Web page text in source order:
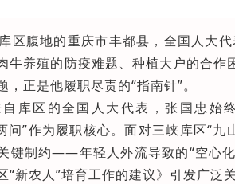
区腹地的重庆市丰都县，全国人大
牛养殖的防疫难题、种植大户的合
，正是他履职尽责的“指南针”。
库区的全国人大代表，张国忠始
问”作为履职核心。面对三峡库区“
键制约——年轻人外流导致的“空心
“新农人”培育工作的建议》引发广泛